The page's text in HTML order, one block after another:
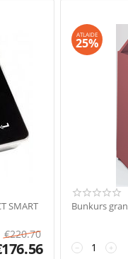
SMART
€220.70
176.56
ATLAIDE
25%
Bunkurs
+
−